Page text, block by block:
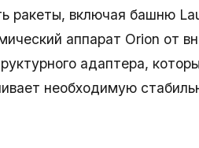
ракеты, включая башню
аппарат Orion от
адаптера,
необходимую